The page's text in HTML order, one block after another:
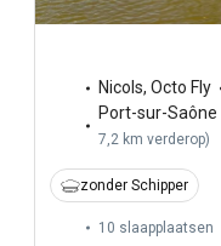
Nicols, Octo Fly
Port-sur-Saône
7,2 km verderop)
zonder Schipper
10 slaapplaatsen